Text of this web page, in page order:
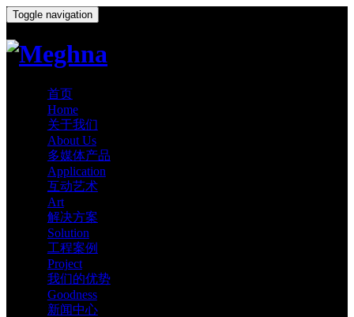
Toggle navigation
首页
Home
关于我们
About Us
多媒体产品
Application
互动艺术
Art
解决方案
Solution
工程案例
Project
我们的优势
Goodness
新闻中心